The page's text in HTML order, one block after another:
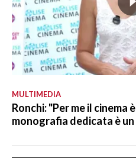
MULTIMEDIA
Ronchi: "Per me il cinema
monografia dedicata è